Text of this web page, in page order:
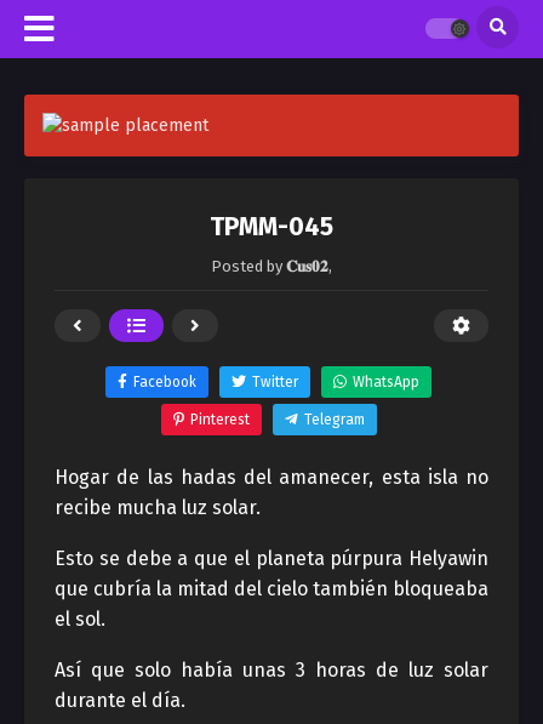
TPMM-045
Posted by 𝐂𝐮𝐬𝟎𝟐,
Facebook Twitter WhatsApp
Pinterest Telegram
Hogar de las hadas del amanecer, esta isla no
recibe mucha luz solar.
Esto se debe a que el planeta púrpura Helyawin
que cubría la mitad del cielo también bloqueaba
el sol.
Así que solo había unas 3 horas de luz solar
durante el día.